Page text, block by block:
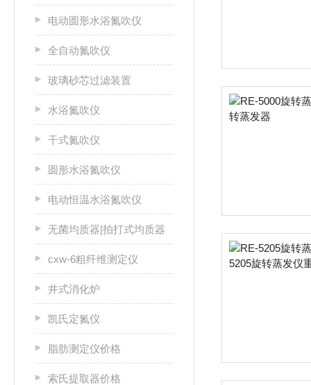
电动圆形水浴氮吹仪
全自动氮吹仪
玻璃砂芯过滤装置
水浴氮吹仪
干式氮吹仪
圆形水浴氮吹仪
电动恒温水浴氮吹仪
无菌均质器|拍打式均质器
cxw-6粗纤维测定仪
井式消化炉
凯氏定氮仪
脂肪测定仪价格
索氏提取器价格